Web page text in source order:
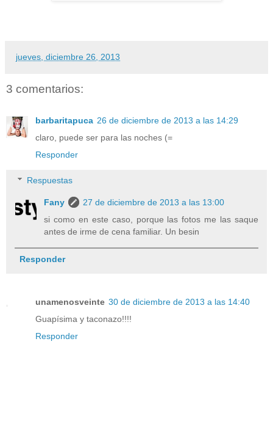
jueves, diciembre 26, 2013
3 comentarios:
barbaritapuca 26 de diciembre de 2013 a las 14:29
claro, puede ser para las noches (=
Responder
Respuestas
Fany
27 de diciembre de 2013 a las 13:00
si como en este caso, porque las fotos me las saque
antes de irme de cena familiar. Un besin
Responder
unamenosveinte 30 de diciembre de 2013 a las 14:40
Guapísima y taconazo!!!!
Responder